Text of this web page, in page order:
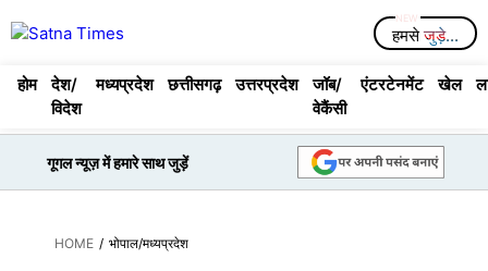
to
Menuहमसेजुड़े...
होम
देश/
विदेश
मध्यप्रदेश छत्तीसगढ़ उत्तरप्रदेश
जॉब/
वेकैंसी
एंटरटेनमेंट खेल
गूगल न्यूज़ में हमारे साथ जुड़ें
HOME / भोपाल/मध्यप्रदेश